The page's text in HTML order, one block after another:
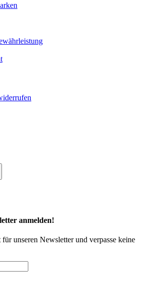
anmelden!
unseren Newsletter und verpasse keine